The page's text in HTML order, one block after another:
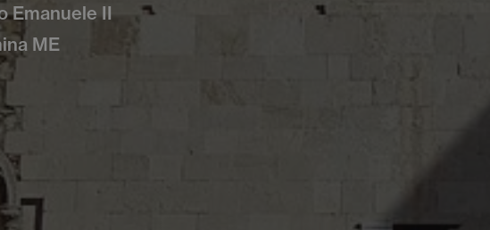
Emanuele II
ME